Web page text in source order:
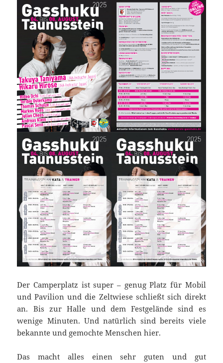
Der Camperplatz ist super – genug Platz für Mobil
und Pavilion und die Zeltwiese schließt sich direkt
an. Bis zur Halle und dem Festgelände sind es
wenige Minuten. Und natürlich sind bereits viele
bekannte und gemochte Menschen hier.
Das macht alles einen sehr guten und gut